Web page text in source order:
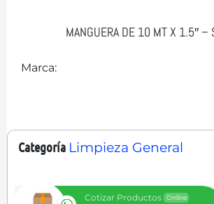
MANGUERA DE 10 MT X 1.5″ –
Marca:
Categoría Limpieza General
Cotizar Productos Online